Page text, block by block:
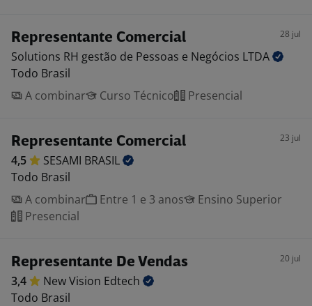
Representante Comercial 28 jul
Solutions RH gestão de Pessoas e Negócios LTDA
Todo Brasil
A combinar
Curso Técnico Presencial
Representante Comercial 23 jul
4,5 SESAMI BRASIL
Todo Brasil
A combinar
Entre 1 e 3 anos
Ensino Superior
Presencial
Representante De Vendas 20 jul
3,4 New Vision Edtech
Todo Brasil